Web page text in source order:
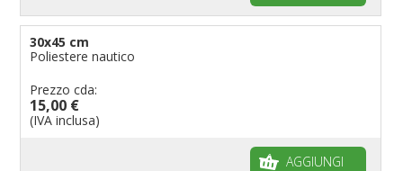
pennoni per bandiere
30x45 cm
Poliestere nautico
Prezzo cda:
15,00 €
(IVA inclusa)
AGGIUNGI